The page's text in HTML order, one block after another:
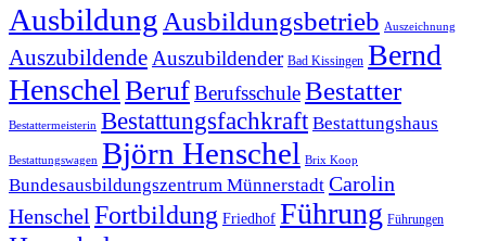
Ausbildung Ausbildungsbetrieb Auszeichnung
Auszubildende Auszubildender Bad Kissingen Bernd
Henschel BerufBerufsschuleBestatter
Bestattermeisterin Bestattungsfachkraft Bestattungshaus
Bestattungswagen Björn Henschel Brix Koop
Bundesausbildungszentrum Münnerstadt Carolin
Henschel Fortbildung Friedhof Führung Führungen